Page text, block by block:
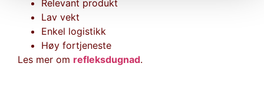
Relevant produkt
Lav vekt
Enkel logistikk
Høy fortjeneste
Les mer om refleksdugnad.